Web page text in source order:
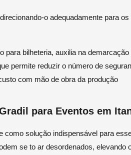
o adequadamente para
para bilheteria, auxilia na
permite reduzir o número de
com mão de obra da produção
para Eventos em
como solução indispensável para
se to ar desordenados, elevando